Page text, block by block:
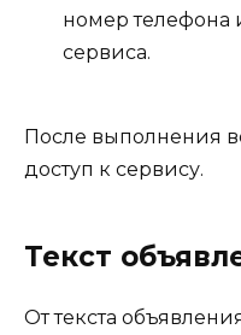
номер телефона
сервиса.
После выполнения
доступ к сервису.
Текст
От текста